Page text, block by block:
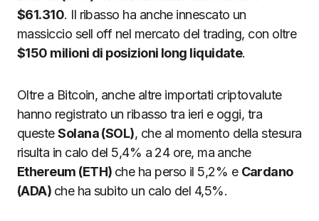
$61.310. Il ribasso ha anche innescato un
massiccio sell off nel mercato del trading, con oltre
$150 milioni di posizioni long liquidate.
Oltre a Bitcoin, anche altre importati criptovalute
hanno registrato un ribasso tra ieri e oggi, tra
questeSolana (SOL), che al momento della stesura
risulta in calo del 5,4% a 24 ore, ma anche
Ethereum (ETH) che ha perso il 5,2% e Cardano
(ADA) che ha subito un calo del 4,5%.